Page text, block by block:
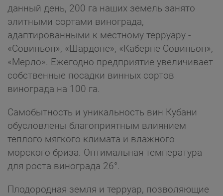
данный день, 200 га наших земель занято
элитными сортами винограда,
адаптированными к местному терруару -
«Совиньон», «Шардоне», «Каберне-Совиньон»,
«Мерло». Ежегодно предприятие увеличивает
собственные посадки винных сортов
винограда на 100 га.
Самобытность и уникальность вин Кубани
обусловлены благоприятным влиянием
теплого мягкого климата и влажного
морского бриза. Оптимальная температура
для роста винограда 26°.
Плодородная земля и терруар, позволяющие